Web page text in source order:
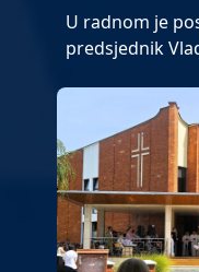
U radnom je
predsjednik